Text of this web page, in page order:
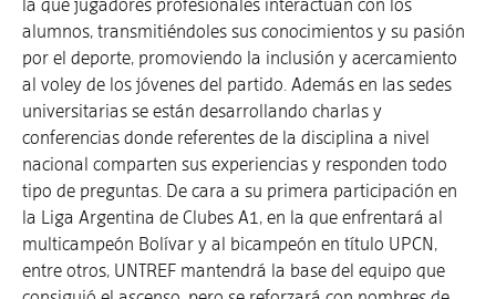
la que jugadores profesionales interactúan con los
alumnos, transmitiéndoles sus conocimientos y su pasión
por el deporte, promoviendo la inclusión y acercamiento
al voley de los jóvenes del partido. Además en las sedes
universitarias se están desarrollando charlas y
conferencias donde referentes de la disciplina a nivel
nacional comparten sus experiencias y responden todo
tipo de preguntas. De cara a su primera participación en
la Liga Argentina de Clubes A1, en la que enfrentará al
multicampeón Bolívar y al bicampeón en título UPCN,
entre otros, UNTREF mantendrá la base del equipo que